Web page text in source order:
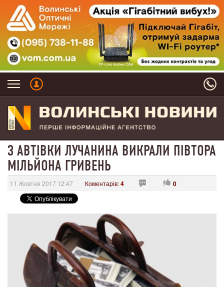
З АВТІВКИ ЛУЧАНИНА ВИКРАЛИ ПІВТОРА
МІЛЬЙОНА ГРИВЕНЬ
11 Жовтня 2017 12:47 Коментарів:4 0